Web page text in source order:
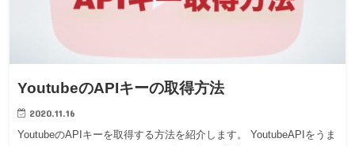
YoutubeのAPIキーの取得方法
2020.11.16
YoutubeのAPIキーを取得する方法を紹介します。 YoutubeAPIをうま